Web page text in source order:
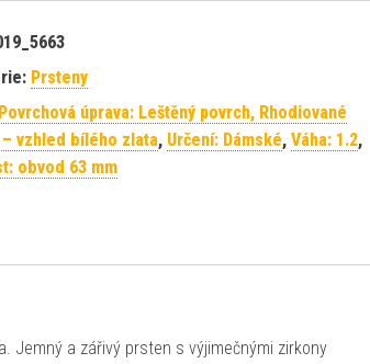
Prsteny
Povrchová úprava: Leštěný povrch, Rhodiované
vzhled bílého zlata, Určení: Dámské, Váha: 1.2,
obvod 63 mm
Jemný a zářivý prsten s výjimečnými zirkony